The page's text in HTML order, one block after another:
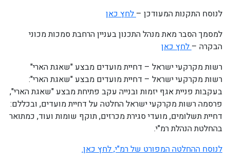
לנוסח התקנות המעודכן – לחץ כאן
למסמך הסבר מאת מנהל התכנון בעניין הרחבת סמכות מכוני
הבקרה – לחץ כאן
רשות מקרקעי ישראל – דחיית מועדים מבצע "שאגת הארי"
רשות מקרקעי ישראל – דחיית מועדים מבצע "שאגת הארי":
בעקבות פניית אגף יזמות ובנייה עקב פתיחת מבצע "שאגת הארי",
פרסמה רשות מקרקעי ישראל החלטה על דחיית מועדים, ובכללם:
דחיית תשלומים, מועדי סגירת מכרזים, תוקף שומות ועוד, כמתואר
בהחלטת הנהלת רמ"י.
לנוסח ההחלטה המפורט של רמ"י, לחץ כאן.